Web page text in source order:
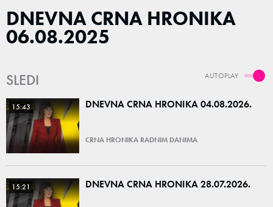
DNEVNA CRNA HRONIKA
06.08.2025
AUTOPLAY
SLEDI
15:43 DNEVNA CRNA HRONIKA 04.08.2026.
CRNA HRONIKA RADNIM DANIMA
15:21 DNEVNA CRNA HRONIKA 28.07.2026.